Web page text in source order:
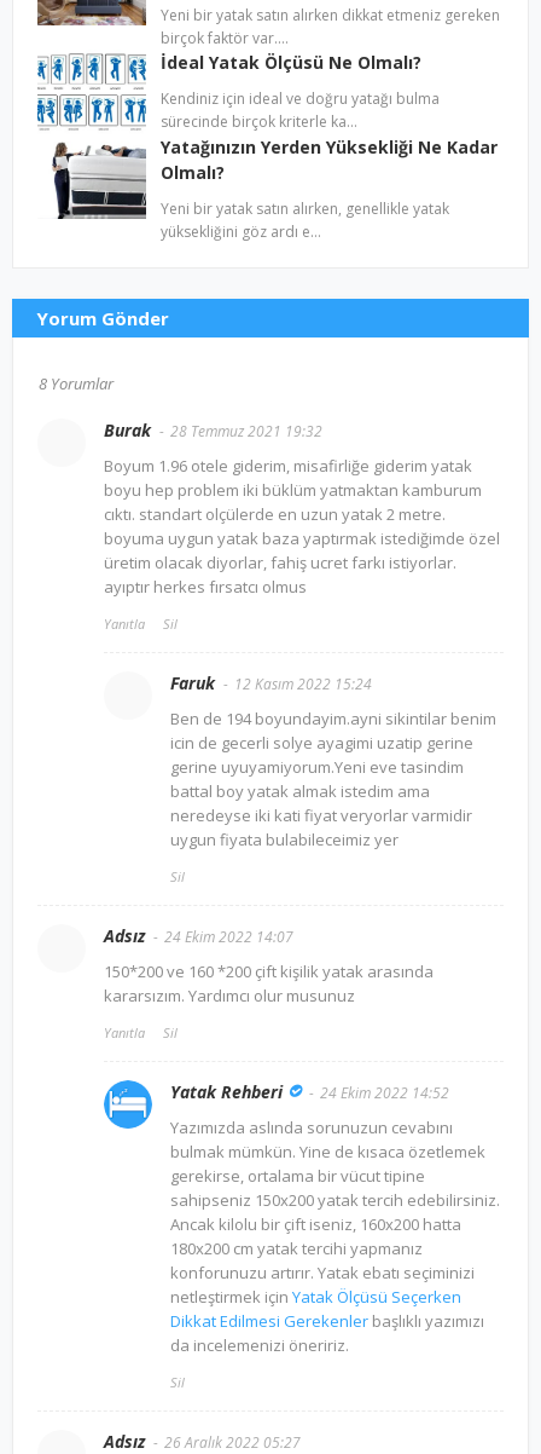
Yeni bir yatak satın alırken dikkat etmeniz gereken
birçok faktör var.…
İdeal Yatak Ölçüsü Ne Olmalı?
Kendiniz için ideal ve doğru yatağı bulma
sürecinde birçok kriterle ka…
Yatağınızın Yerden Yüksekliği Ne Kadar
Olmalı?
Yeni bir yatak satın alırken, genellikle yatak
yüksekliğini göz ardı e…
Yorum Gönder
8 Yorumlar
Burak 28 Temmuz 2021 19:32
Boyum 1.96 otele giderim, misafirliğe giderim yatak
boyu hep problem iki büklüm yatmaktan kamburum
cıktı. standart olçülerde en uzun yatak 2 metre.
boyuma uygun yatak baza yaptırmak istediğimde özel
üretim olacak diyorlar, fahiş ucret farkı istiyorlar.
ayıptır herkes fırsatcı olmus
Yanıtla Sil
Faruk 12 Kasım 2022 15:24
Ben de 194 boyundayim.ayni sikintilar benim
icin de gecerli solye ayagimi uzatip gerine
gerine uyuyamiyorum.Yeni eve tasindim
battal boy yatak almak istedim ama
neredeyse iki kati fiyat veryorlar varmidir
uygun fiyata bulabileceimiz yer
Sil
Adsız 24 Ekim 2022 14:07
150*200 ve 160 *200 çift kişilik yatak arasında
kararsızım. Yardımcı olur musunuz
Yanıtla Sil
Yatak Rehberi 24 Ekim 2022 14:52
Yazımızda aslında sorunuzun cevabını
bulmak mümkün. Yine de kısaca özetlemek
gerekirse, ortalama bir vücut tipine
sahipseniz 150x200 yatak tercih edebilirsiniz.
Ancak kilolu bir çift iseniz, 160x200 hatta
180x200 cm yatak tercihi yapmanız
konforunuzu artırır. Yatak ebatı seçiminizi
netleştirmek için Yatak Ölçüsü Seçerken
Dikkat Edilmesi Gerekenler başlıklı yazımızı
da incelemenizi öneririz.
Sil
Adsız 26 Aralık 2022 05:27